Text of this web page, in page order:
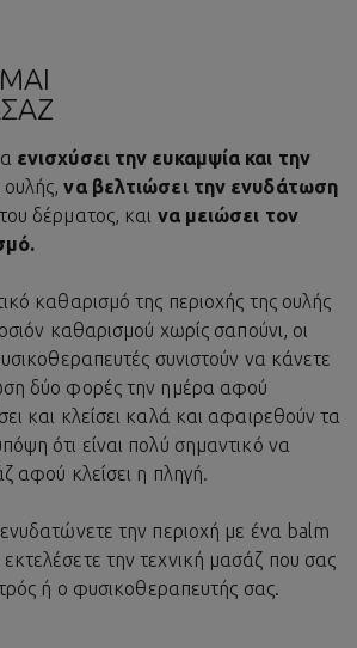
ενισχύσει την ευκαμψία και την
ουλής,να βελτιώσει την ενυδάτωση
του δέρματος, και να μειώσει τον
καθαρισμό της περιοχής της ουλής
καθαρισμού χωρίς σαπούνι, οι
συνιστούν να κάνετε
δύο φορές την ημέρα αφού
και κλείσει καλά και αφαιρεθούν τα
ότι είναι πολύ σημαντικό να
αφού κλείσει η πληγή.
την περιοχή με ένα balm
την τεχνική μασάζ που σας
ή ο φυσικοθεραπευτής σας.